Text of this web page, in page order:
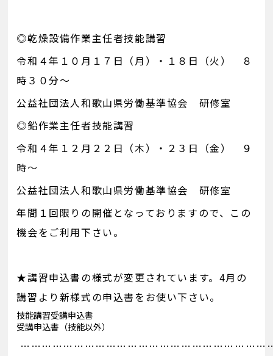
◎乾燥設備作業主任者技能講習
令和４年１０月１７日（月）・１８日（火） ８
時３０分～
公益社団法人和歌山県労働基準協会 研修室
◎鉛作業主任者技能講習
令和４年１２月２２日（木）・２３日（金） ９
時～
公益社団法人和歌山県労働基準協会 研修室
年間１回限りの開催となっておりますので、この
機会をご利用下さい。
★講習申込書の様式が変更されています。4月の
講習より新様式の申込書をお使い下さい。
技能講習受講申込書
受講申込書（技能以外）